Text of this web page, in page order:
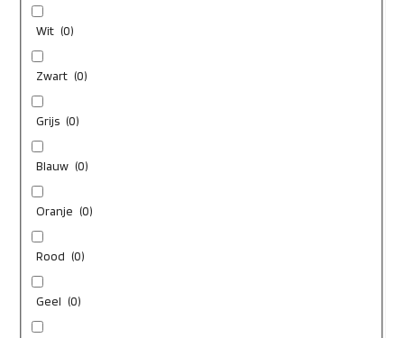
Wit (0)
Zwart (0)
Grijs (0)
Blauw (0)
Oranje (0)
Rood (0)
Geel (0)